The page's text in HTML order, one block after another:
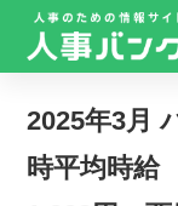
2025年3月
時平均時給